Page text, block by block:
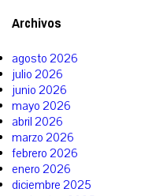
Archivos
agosto 2026
julio 2026
junio 2026
mayo 2026
abril 2026
marzo 2026
febrero 2026
enero 2026
diciembre 2025